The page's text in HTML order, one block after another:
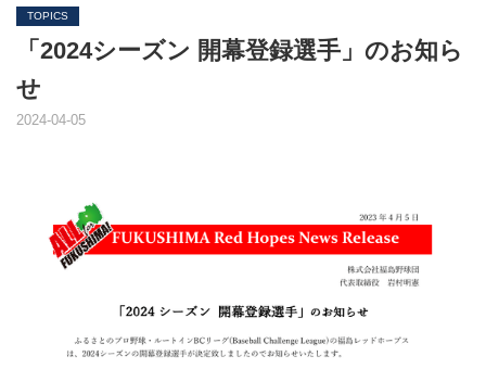
TOPICS
「2024シーズン 開幕登録選手」のお知ら
せ
2024-04-05